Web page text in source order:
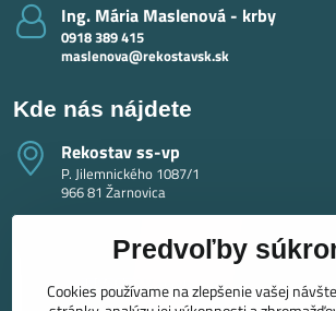
Ing​. Mária Maslenová - krby
0918 389 415
maslenova@rekostavsk.sk
Kde nás nájdete
Rekostav ss-vp
P. Jilemnického 1087/1
966 81 Žarnovica
Predvoľby
Cookies používame na zlepšenie vašej